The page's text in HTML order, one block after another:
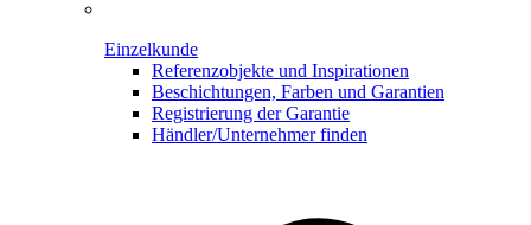
Einzelkunde
Referenzobjekte und Inspirationen
Beschichtungen, Farben und Garantien
Registrierung der Garantie
Händler/Unternehmer finden